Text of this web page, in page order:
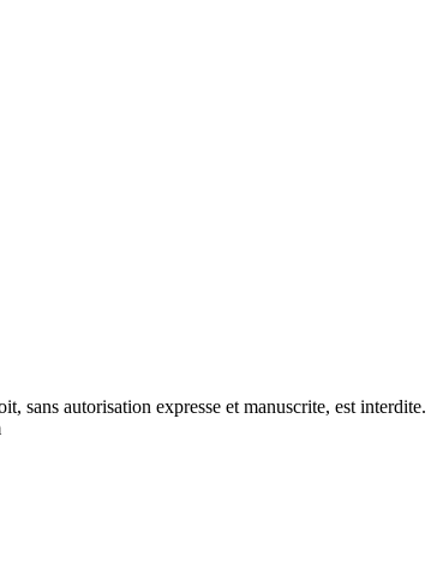
sans autorisation expresse et manuscrite, est interdite.